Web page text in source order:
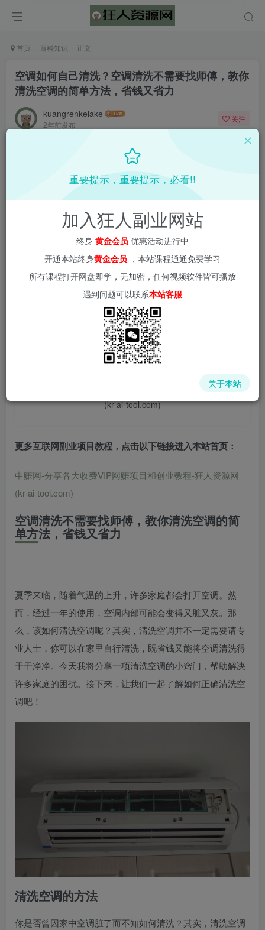
首页 百科知识 正文
空调如何自己清洗？空调清洗不需要找师傅，教你
清洗空调的简单方法，省钱又省力
kuangrenkelake
2年前发布
关注
📌 1000➕互联网副业项目教程，更多网赚项目，点击以下
链接进入本站首页：
中赚网 - 分享各大收费VIP网赚项目和创业教程 - 狂人资源
(kr-ai-tool.com)
更多互联网副业项目教程，点击以下链接进入本站首页 ：
中赚网-分享各大收费VIP网赚项目和创业教程-狂人资源网
(kr-ai-tool.com)
空调清洗不需要找师傅，教你清洗空调的简
单方法，省钱又省力
夏季来临，随着气温的上升，许多家庭都会打开空调。然
而，经过一年的使用，空调内部可能会变得又脏又灰。那
么，该如何清洗空调呢？其实，清洗空调并不一定需要请专
业人士，你可以在家里自行清洗，既省钱又能将空调清洗得
干干净净。今天我将分享一项清洗空调的小窍门，帮助解决
许多家庭的困扰。接下来，让我们一起了解如何正确清洗空
调吧！
清洗空调的方法
你是否曾因家中空调脏了而不知如何清洗？其实，清洗空调
重要提示，重要提示，必看!!
加入狂人副业网站
终身 黄金会员 优惠活动进行中
开通本站终身黄金会员 ，本站课程通通免费学习
所有课程打开网盘即学，无加密，任何视频软件皆可播放
遇到问题可以联系本站客服
关于本站